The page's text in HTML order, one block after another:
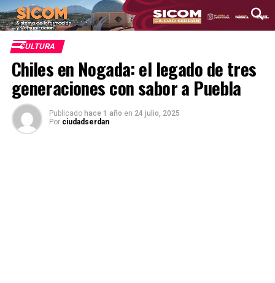
CULTURA
Chiles en Nogada: el legado de tres
generaciones con sabor a Puebla
Publicado hace 1 año en 24 julio, 2025
Por ciudadserdan